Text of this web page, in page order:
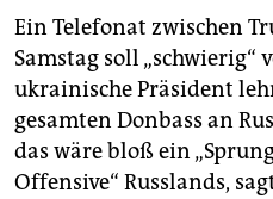
Ein Telefonat zwischen
Samstag soll „schwierig“
ukrainische Präsident
gesamten Donbass an
das wäre bloß ein
Offensive“ Russlands,